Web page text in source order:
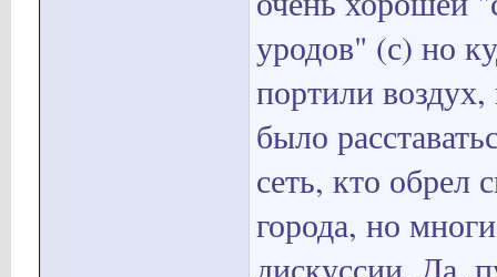
уродов" (с) но
портили
было
сеть, кто обрел
города, но